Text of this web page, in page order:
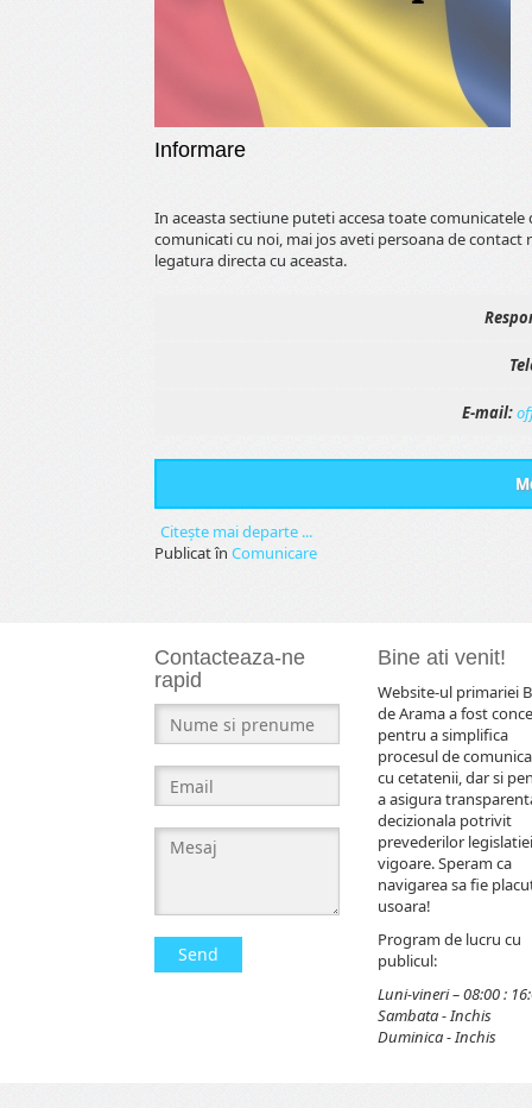
Informare
In aceasta sectiune puteti accesa toate
comunicati cu noi, mai jos aveti persoana de
legatura directa cu aceasta.
E-mail:
Citeşte mai departe ...
Publicat în Comunicare
Contacteaza-ne
rapid
Send
Bine ati venit!
Website-ul primariei
de Arama a fost
pentru a simplifica
procesul de
cu cetatenii, dar si
a asigura
decizionala potrivit
prevederilor
vigoare. Speram ca
navigarea sa fie
usoara!
Program de lucru cu
publicul:
Luni-vineri – 08:00 :
Sambata - Inchis
Duminica - Inchis